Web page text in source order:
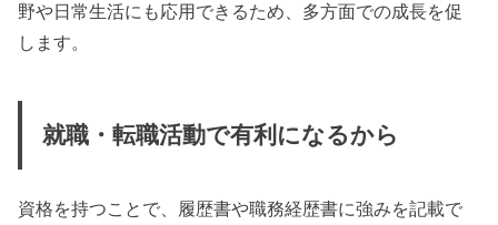
野や日常生活にも応用できるため、多方面での成長を促
します。
就職・転職活動で有利になるから
資格を持つことで、履歴書や職務経歴書に強みを記載で